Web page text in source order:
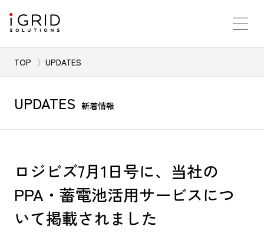
TOP UPDATES
UPDATES 新着情報
ロジビズ7月1日号に、当社の
PPA・蓄電池活用サービスにつ
いて掲載されました